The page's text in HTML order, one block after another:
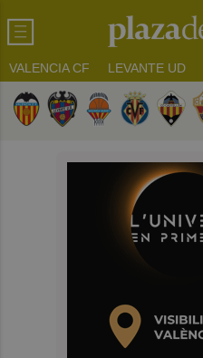
VALENCIA CF LEVANTE UD